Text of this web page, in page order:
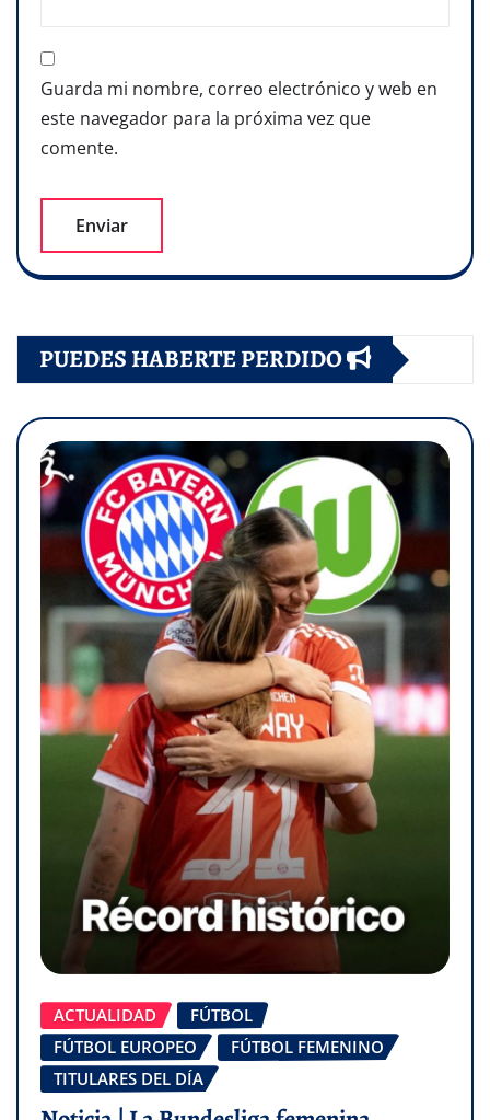
Guarda mi nombre, correo electrónico y web en
este navegador para la próxima vez que
comente.
PUEDES HABERTE PERDIDO
ACTUALIDAD
FÚTBOL
FÚTBOL EUROPEO
FÚTBOL FEMENINO
TITULARES DEL DÍA